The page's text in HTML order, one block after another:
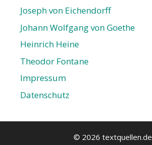
Joseph von Eichendorff
Johann Wolfgang von Goethe
Heinrich Heine
Theodor Fontane
Impressum
Datenschutz­
© 2026 textquellen.de